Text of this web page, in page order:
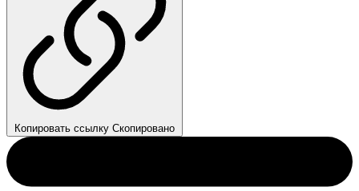
Копировать ссылку Скопировано